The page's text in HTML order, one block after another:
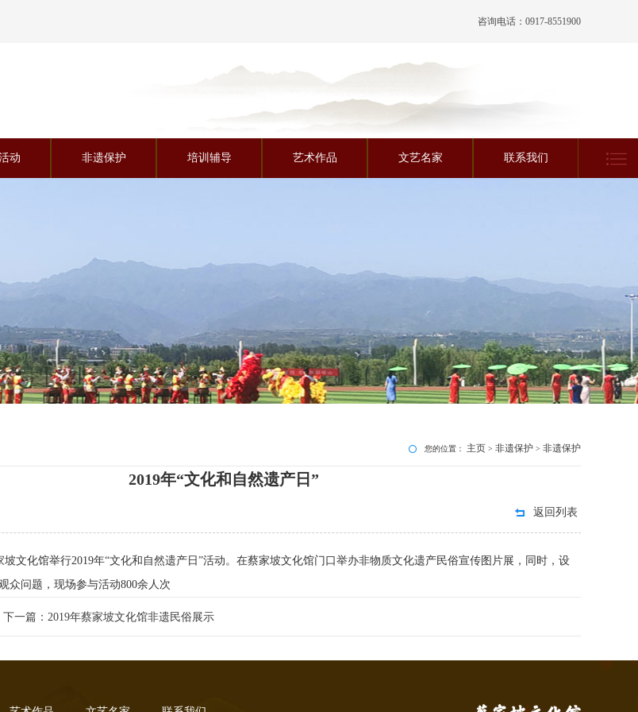
咨询电话：0917-8551900
动 非遗保护 培训辅导 艺术作品 文艺名家 联系我们
您的位置： 主页 > 非遗保护 > 非遗保护
2019年“文化和自然遗产日”
返回列表
文化馆举行2019年“文化和自然遗产日”活动。在蔡家坡文化馆门口举办非物质文化遗产民俗宣传图片展，同时，设
众问题，现场参与活动800余人次
下一篇：2019年蔡家坡文化馆非遗民俗展示